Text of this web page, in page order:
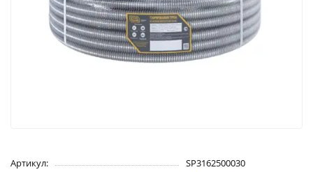
Артикул:
SP3162500030